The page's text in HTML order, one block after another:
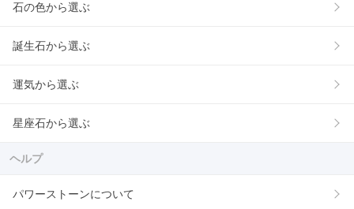
石の色から選ぶ
誕生石から選ぶ
運気から選ぶ
星座石から選ぶ
ヘルプ
パワーストーンについて